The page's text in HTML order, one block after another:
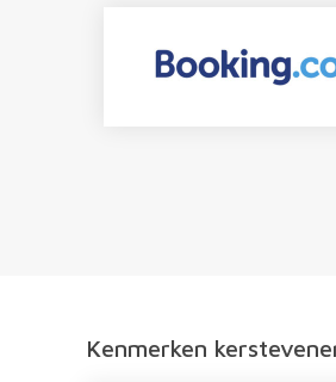
Kenmerken